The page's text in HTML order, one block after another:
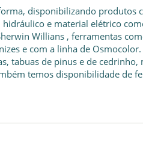
disponibilizando produtos
e material elétrico
Willians , ferramentas
e com a linha de Osmocolor.
tabuas de pinus e de cedrinho,
temos disponibilidade de